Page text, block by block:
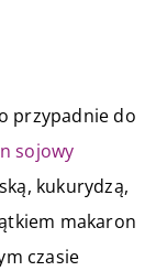
przypadnie do
sojowy
kukurydzą,
makaron
czasie